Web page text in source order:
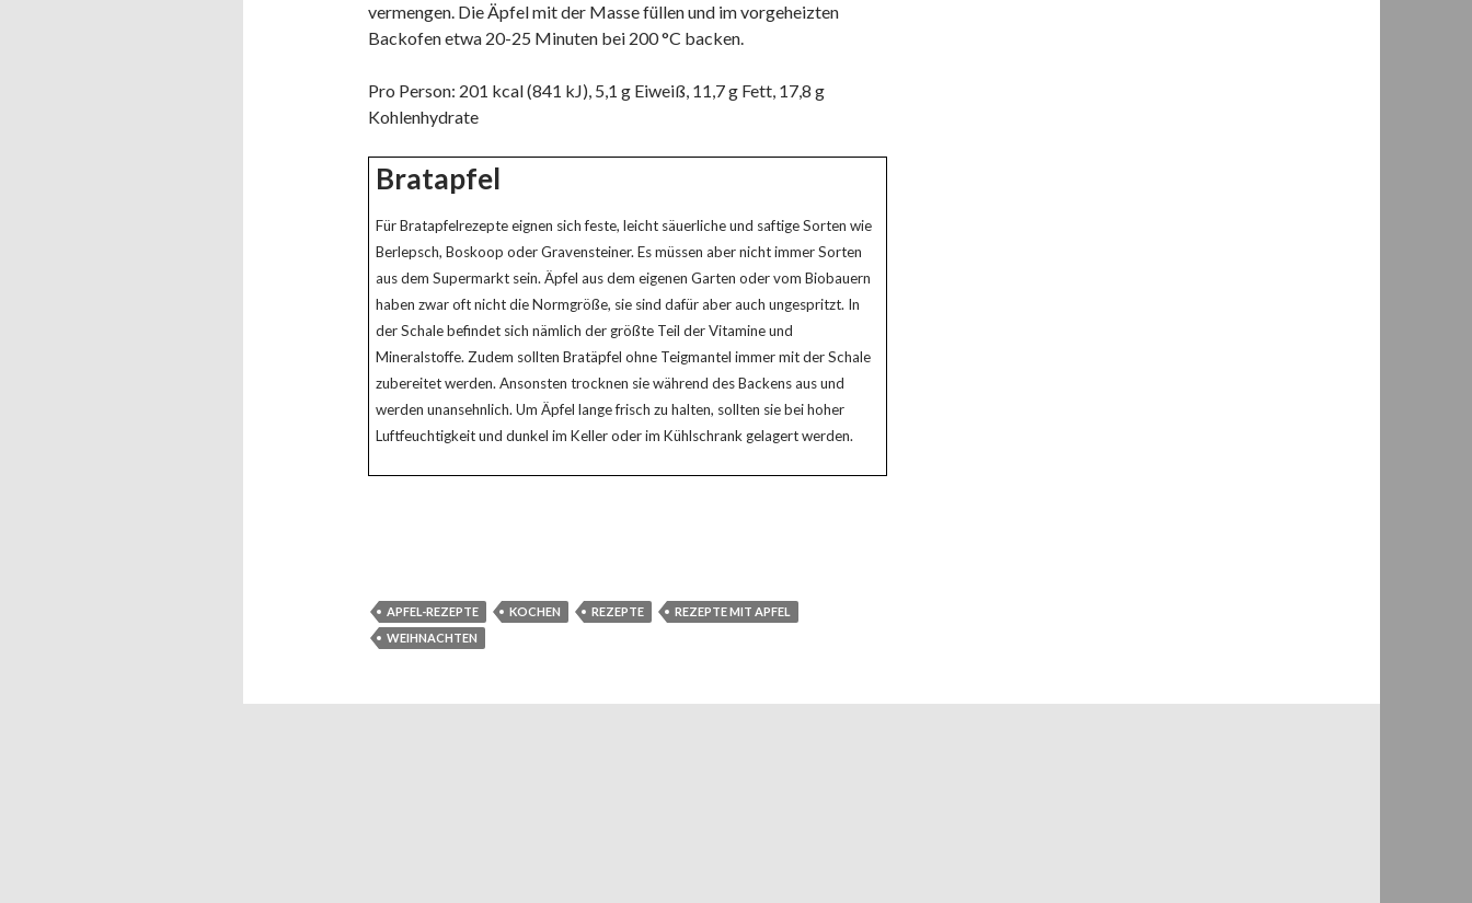
vermengen. Die Äpfel mit der Masse füllen und im vorgeheizten
Backofen etwa 20-25 Minuten bei 200 °C backen.
Pro Person: 201 kcal (841 kJ), 5,1 g Eiweiß, 11,7 g Fett, 17,8 g
Kohlenhydrate
Bratapfel
Für Bratapfelrezepte eignen sich feste, leicht säuerliche und saftige Sorten wie
Berlepsch, Boskoop oder Gravensteiner. Es müssen aber nicht immer Sorten
aus dem Supermarkt sein. Äpfel aus dem eigenen Garten oder vom Biobauern
haben zwar oft nicht die Normgröße, sie sind dafür aber auch ungespritzt. In
der Schale befindet sich nämlich der größte Teil der Vitamine und
Mineralstoffe. Zudem sollten Bratäpfel ohne Teigmantel immer mit der Schale
zubereitet werden. Ansonsten trocknen sie während des Backens aus und
werden unansehnlich. Um Äpfel lange frisch zu halten, sollten sie bei hoher
Luftfeuchtigkeit und dunkel im Keller oder im Kühlschrank gelagert werden.
APFEL-REZEPTE KOCHEN REZEPTE
REZEPTE MIT APFEL
WEIHNACHTEN